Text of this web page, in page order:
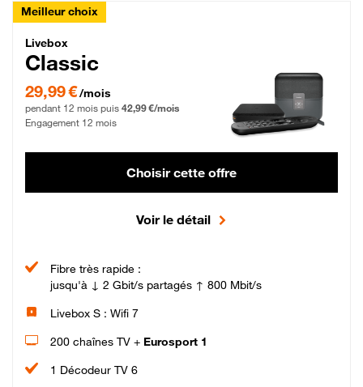
Meilleur choix
Livebox Classic Fibre
Livebox
Classic
29,99 € par mois pendant 12 mois puis 42,99 € par mois, Engagement 12 mois
29,99 €/mois
pendant 12 mois puis 42,99 €/mois
Engagement 12 mois
Choisir cette offre
Voir le détail
Fibre très rapide :
jusqu'à ↓ 2 Gbit/s partagés ↑ 800 Mbit/s
Livebox S : Wifi 7
200 chaînes TV + Eurosport 1
1 Décodeur TV 6